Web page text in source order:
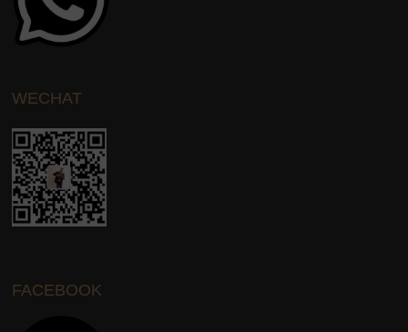
WECHAT
FACEBOOK